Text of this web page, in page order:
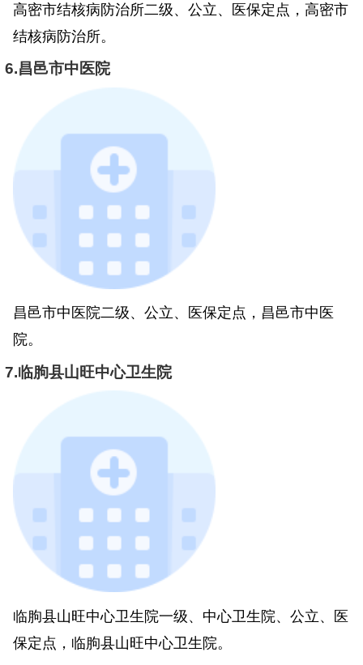
高密市结核病防治所二级、公立、医保定点，高密市
结核病防治所。
6.昌邑市中医院
昌邑市中医院二级、公立、医保定点，昌邑市中医
院。
7.临朐县山旺中心卫生院
临朐县山旺中心卫生院一级、中心卫生院、公立、医
保定点，临朐县山旺中心卫生院。